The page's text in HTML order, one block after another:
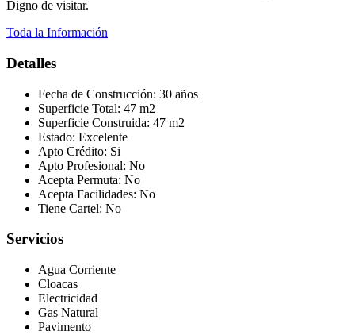
Digno de visitar.
Toda la Información
Detalles
Fecha de Construcción: 30 años
Superficie Total: 47 m2
Superficie Construida: 47 m2
Estado: Excelente
Apto Crédito: Si
Apto Profesional: No
Acepta Permuta: No
Acepta Facilidades: No
Tiene Cartel: No
Servicios
Agua Corriente
Cloacas
Electricidad
Gas Natural
Pavimento